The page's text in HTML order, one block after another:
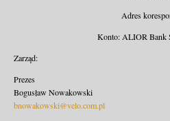
Adres
Konto: ALIOR Bank
Zarząd:
Prezes
Bogusław Nowakowski
bnowakowski@velo.com.pl